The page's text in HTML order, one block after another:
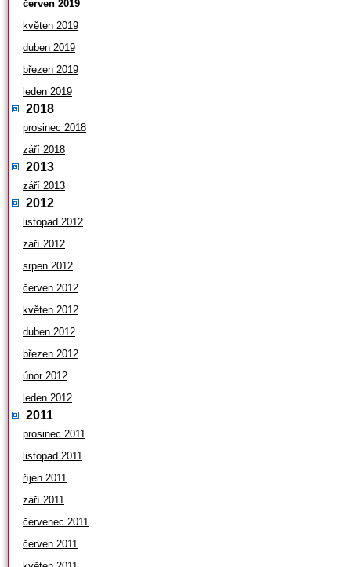
červen 2019
květen 2019
duben 2019
březen 2019
leden 2019
2018
prosinec 2018
září 2018
2013
září 2013
2012
listopad 2012
září 2012
srpen 2012
červen 2012
květen 2012
duben 2012
březen 2012
únor 2012
leden 2012
2011
prosinec 2011
listopad 2011
říjen 2011
září 2011
červenec 2011
červen 2011